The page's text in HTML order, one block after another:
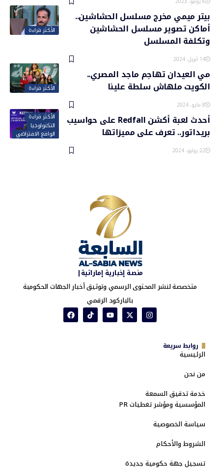
الأكثر قراءة
بيتر ميمي مخرج مسلسل الحشاشين..
أماكن تصوير مسلسل الحشاشين
وتكلفة المسلسل
14 أبريل، 2024
الأكثر قراءة
مي العيدان تهاجم ماجد المصري..
الكويت ملهاش سلطة علينا
8 مايو، 2024
الأكثر قراءة
التكنولوجيا
الواقع الافتراضي
أحدث لعبة أكشن Redfall على حواسيب
بريداتور.. تعرف على مميزاتها
22 يوليو، 2024
منصة إخبارية إماراتية|
متخصصة لنشر المحتوى الرسمي وتوثيق أخبار الجهات الحكومية
بالباركود الرقمي
روابط سريعة
الرئيسية
من نحن
خدمة تدقيق السمعة
المؤسسية ومؤشر تغطيات PR
سياسة الخصوصية
الشروط والأحكام
تسجيل جهة حكومية جديدة